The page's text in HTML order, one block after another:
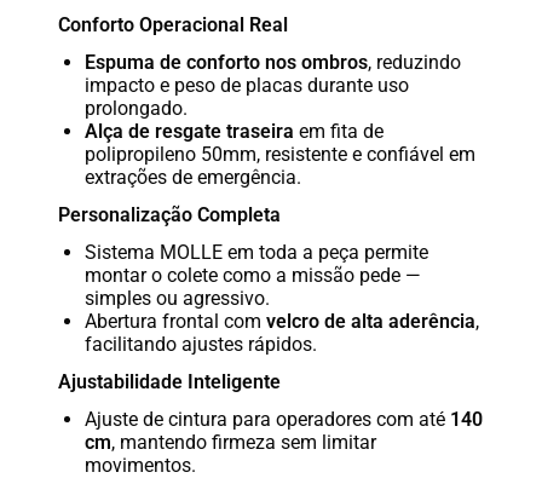
Conforto Operacional Real
Espuma de conforto nos ombros, reduzindo
impacto e peso de placas durante uso
prolongado.
Alça de resgate traseira em fita de
polipropileno 50mm, resistente e confiável em
extrações de emergência.
Personalização Completa
Sistema MOLLE em toda a peça permite
montar o colete como a missão pede —
simples ou agressivo.
Abertura frontal comvelcro de alta aderência,
facilitando ajustes rápidos.
Ajustabilidade Inteligente
Ajuste de cintura para operadores com até 140
cm, mantendo firmeza sem limitar
movimentos.